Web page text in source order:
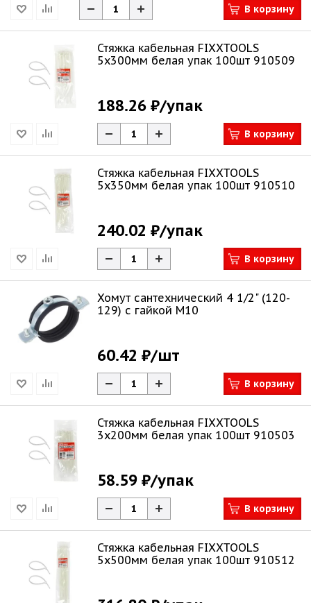
В корзину
Стяжка кабельная FIXXTOOLS
5х300мм белая упак 100шт 910509
188.26 ₽/упак
В корзину
Стяжка кабельная FIXXTOOLS
5х350мм белая упак 100шт 910510
240.02 ₽/упак
В корзину
Хомут сантехнический 4 1/2" (120-
129) с гайкой М10
60.42 ₽/шт
В корзину
Стяжка кабельная FIXXTOOLS
3х200мм белая упак 100шт 910503
58.59 ₽/упак
В корзину
Стяжка кабельная FIXXTOOLS
5х500мм белая упак 100шт 910512